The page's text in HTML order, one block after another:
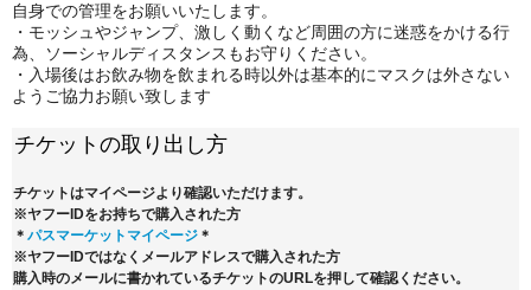
自身での管理をお願いいたします。
・モッシュやジャンプ、激しく動くなど周囲の方に迷惑をかける行
為、ソーシャルディスタンスもお守りください。
・入場後はお飲み物を飲まれる時以外は基本的にマスクは外さない
ようご協力お願い致します
チケットの取り出し方
チケットはマイページより確認いただけます。
※ヤフーIDをお持ちで購入された方
＊ パスマーケットマイページ ＊
※ヤフーIDではなくメールアドレスで購入された方
購入時のメールに書かれているチケットのURLを押して確認ください。